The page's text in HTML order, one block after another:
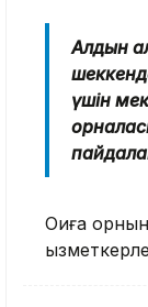
Алдын
үшін
Оқиға